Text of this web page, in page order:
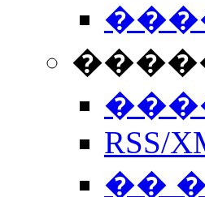
RSS/
��